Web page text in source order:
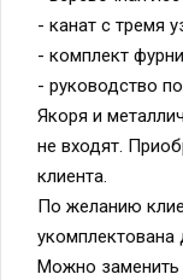
- канат с тремя
- комплект
- руководство
Якоря и
не входят.
клиента.
По желанию
укомплектована
Можно заменить